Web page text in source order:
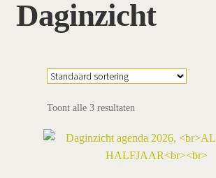
Ga
door
Ga
naar
Daginzicht
bekijk agenda
wie wij zijn / contact
Ellen vertelt
ergotherapeute vertelt
Toont alle 3 resultaten